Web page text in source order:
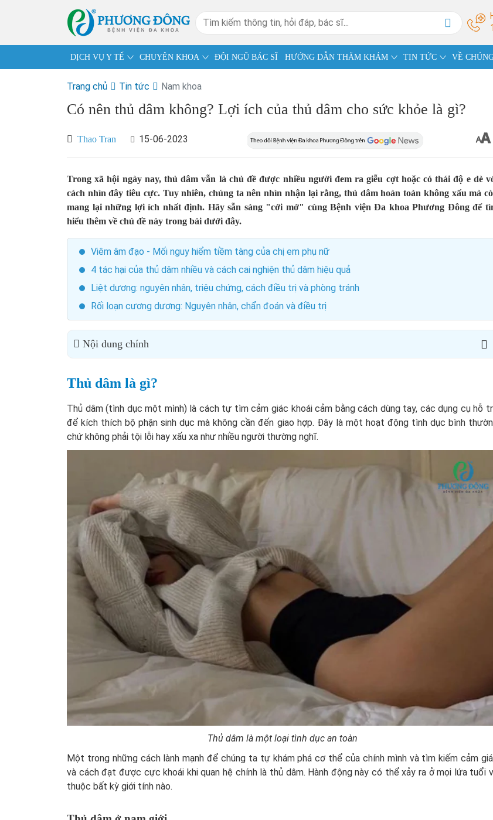
DỊCH VỤ Y TẾ CHUYÊN KHOA ĐỘI NGŨ BÁC SĨ HƯỚNG DẪN THĂM KHÁM TIN TỨC VỀ
Trang chủ Tin tức Nam khoa
Có nên thủ dâm không? Lợi ích của thủ dâm cho sức khỏe là gì?
Thao Tran 15-06-2023
Trong xã hội ngày nay, thủ dâm vẫn là chủ đề được nhiều người đem ra giễu cợt hoặc có thái độ e dè
cách nhìn đây tiêu cực. Tuy nhiên, chúng ta nên nhìn nhận lại rằng, thủ dâm hoàn toàn không xấu mà
mang lại những lợi ích nhất định. Hãy sẵn sàng "cởi mở" cùng Bệnh viện Đa khoa Phương Đông để
hiểu thêm về chủ đề này trong bài dưới đây.
Viêm âm đạo - Mối nguy hiểm tiềm tàng của chị em phụ nữ
4 tác hại của thủ dâm nhiều và cách cai nghiện thủ dâm hiệu quả
Liệt dương: nguyên nhân, triệu chứng, cách điều trị và phòng tránh
Rối loạn cương dương: Nguyên nhân, chẩn đoán và điều trị
Nội dung chính
Thủ dâm là gì?
Thủ dâm (tình dục một mình) là cách tự tìm cảm giác khoái cảm bằng cách dùng tay, các dụng cụ hỗ
để kích thích bộ phận sinh dục mà không cần đến giao hợp. Đây là một hoạt động tình dục bình
chứ không phải tội lỗi hay xấu xa như nhiều người thường nghĩ.
Thủ dâm là một loại tình dục an toàn
Một trong những cách lành mạnh để chúng ta tự khám phá cơ thể của chính mình và tìm kiếm cảm
và cách đạt được cực khoái khi quan hệ chính là thủ dâm. Hành động này có thể xảy ra ở mọi lứa tuổi
thuộc bất kỳ giới tính nào.